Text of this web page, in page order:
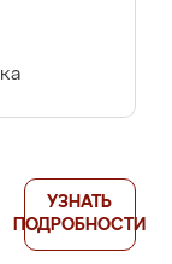
УЗНАТЬ
ПОДРОБНОСТИ